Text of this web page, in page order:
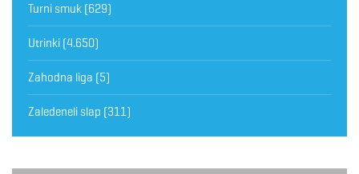
Turni smuk (629)
Utrinki (4.650)
Zahodna liga (5)
Zaledeneli slap (311)